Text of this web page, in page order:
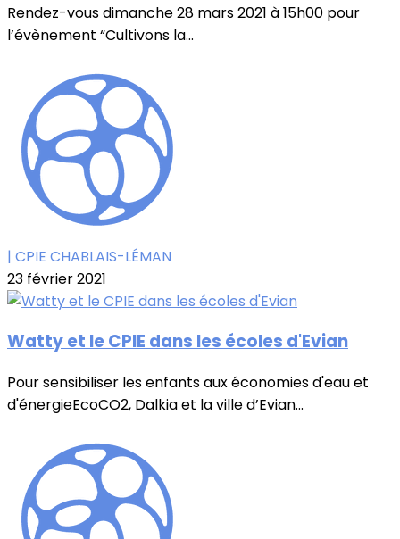
Rendez-vous dimanche 28 mars 2021 à 15h00 pour
l’évènement “Cultivons la...
| CPIE CHABLAIS-LÉMAN
23 février 2021
Watty et le CPIE dans les écoles d'Evian
Pour sensibiliser les enfants aux économies d'eau et
d'énergieEcoCO2, Dalkia et la ville d’Evian...